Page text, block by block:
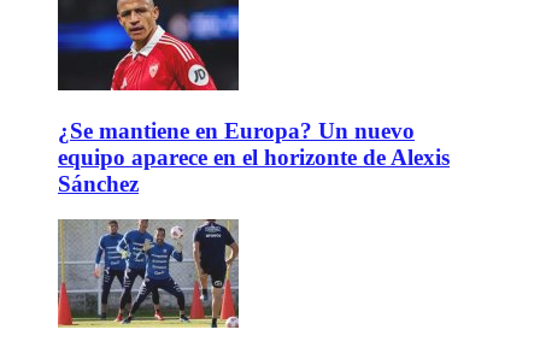
¿Se mantiene en Europa? Un nuevo
equipo aparece en el horizonte de Alexis
Sánchez